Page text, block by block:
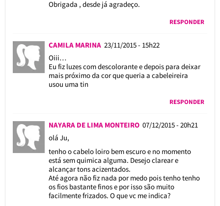
Obrigada , desde já agradeço.
RESPONDER
CAMILA MARINA 23/11/2015 - 15h22
Oiii…
Eu fiz luzes com descolorante e depois para deixar
mais próximo da cor que queria a cabeleireira
usou uma tin
RESPONDER
NAYARA DE LIMA MONTEIRO 07/12/2015 - 20h21
olá Ju,
tenho o cabelo loiro bem escuro e no momento
está sem quimica alguma. Desejo clarear e
alcançar tons acizentados.
Até agora não fiz nada por medo pois tenho tenho
os fios bastante finos e por isso são muito
facilmente frizados. O que vc me indica?